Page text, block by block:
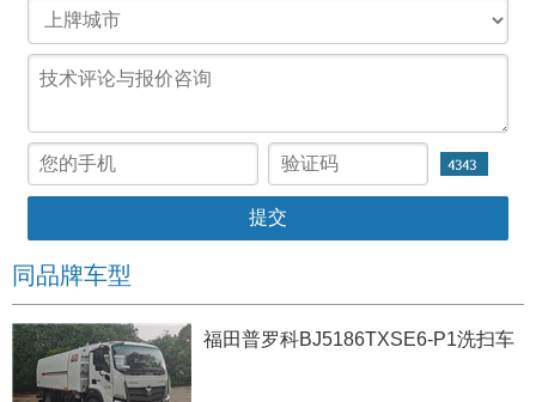
同品牌车型
福田普罗科BJ5186TXSE6-P1洗扫车